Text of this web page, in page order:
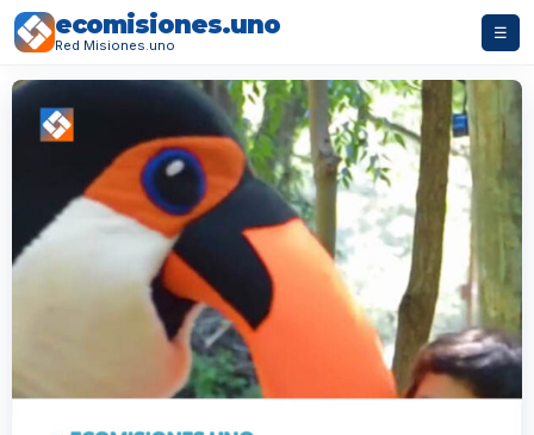
ecomisiones.uno
Red Misiones.uno
☰